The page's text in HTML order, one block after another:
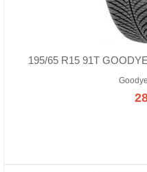
195/65 R15 91T